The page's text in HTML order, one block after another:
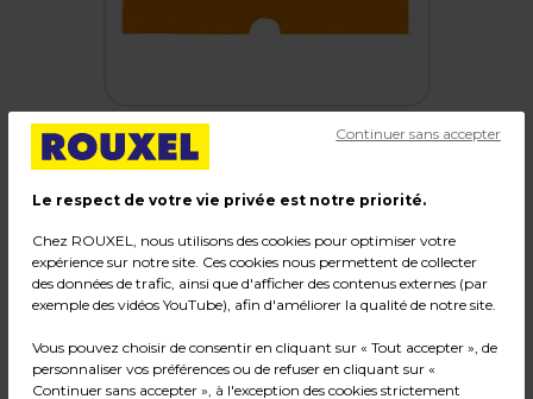
Étiquette orange fluo 21 x 12 mm adhésive
pour étiqueteuse - 10 rouleaux de 1000
Code :204271
Dimensions : 21 x 12 mm
Poids : 0,48 kg
Le respect de votre vie privée est notre priorité.
Chez ROUXEL, nous utilisons des cookies pour optimiser votre
expérience sur notre site. Ces cookies nous permettent de collecter
des données de trafic, ainsi que d'afficher des contenus externes (par
exemple des vidéos YouTube), afin d'améliorer la qualité de notre site.
Vous pouvez choisir de consentir en cliquant sur « Tout accepter », de
personnaliser vos préférences ou de refuser en cliquant sur «
Continuer sans accepter », à l'exception des cookies strictement
Continuer sans accepter